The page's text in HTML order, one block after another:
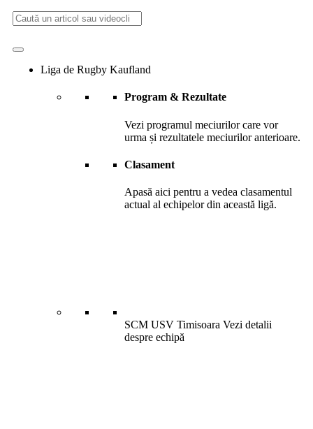
Liga de Rugby Kaufland
Program & Rezultate
Vezi programul meciurilor care vor
urma și rezultatele meciurilor anterioare.
Clasament
Apasă aici pentru a vedea clasamentul
actual al echipelor din această ligă.
SCM USV Timisoara Vezi detalii
despre echipă